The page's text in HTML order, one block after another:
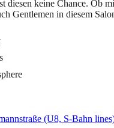
keine Chance. Ob
Gentlemen in diesem
(U8, S-Bahn